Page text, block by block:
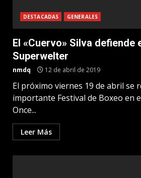
DESTACADAS GENERALES
El «Cuervo» Silva defiende
Superwelter
nmdq 12 de abril de 2019
El próximo viernes 19 de abril se
importante Festival de Boxeo en
Once...
Leer Más